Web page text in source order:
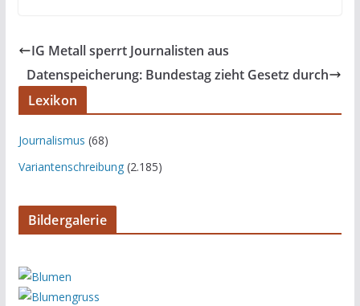
IG Metall sperrt Journalisten aus
Datenspeicherung: Bundestag zieht Gesetz durch
Lexikon
Journalismus (68)
Variantenschreibung(2.185)
Bildergalerie